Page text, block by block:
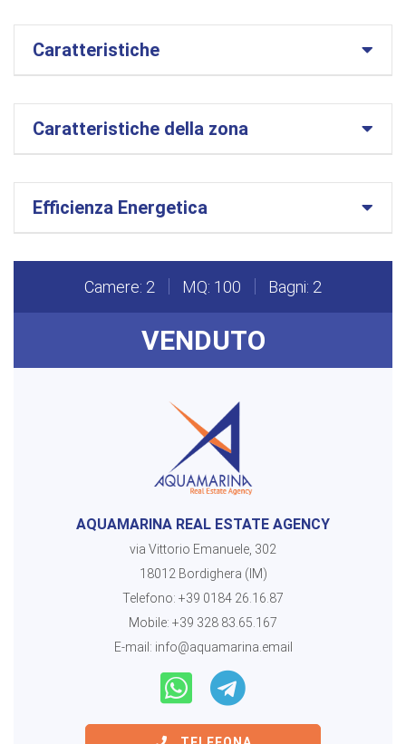
Caratteristiche
Caratteristiche della zona
Efficienza Energetica
Camere: 2 MQ: 100 Bagni: 2
VENDUTO
AQUAMARINA REAL ESTATE AGENCY
via Vittorio Emanuele, 302
18012 Bordighera (IM)
Telefono: +39 0184 26.16.87
Mobile: +39 328 83.65.167
E-mail: info@aquamarina.email